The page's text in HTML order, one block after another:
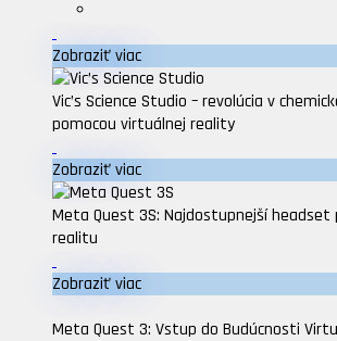
Zobraziť viac
Vic’s Science Studio – revolúcia v
pomocou virtuálnej reality
Zobraziť viac
Meta Quest 3S: Najdostupnejší headset
realitu
Zobraziť viac
Meta Quest 3: Vstup do Budúcnosti